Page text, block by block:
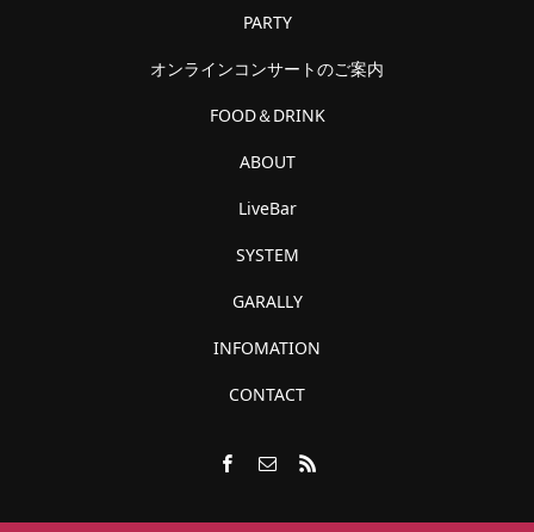
PARTY
オンラインコンサートのご案内
FOOD＆DRINK
ABOUT
LiveBar
SYSTEM
GARALLY
INFOMATION
CONTACT